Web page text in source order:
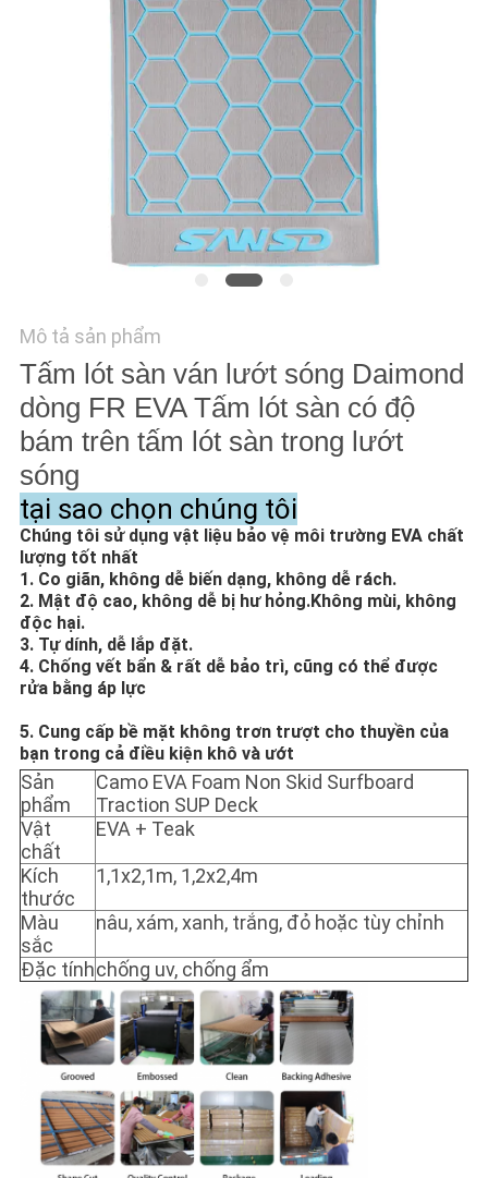
TỨC
YÊU
CẦU
BÁO
GIÁ
SƠ
ĐỒ
TRANG
WEB
PRIVACY
POLICY
Mô tả sản phẩm
Tấm lót sàn ván lướt sóng Daimond
dòng FR EVA Tấm lót sàn có độ
bám trên tấm lót sàn trong lướt
sóng
tại sao chọn chúng tôi
Chúng tôi sử dụng vật liệu bảo vệ môi trường EVA chất
lượng tốt nhất
1. Co giãn, không dễ biến dạng, không dễ rách.
2. Mật độ cao, không dễ bị hư hỏng.Không mùi, không
độc hại.
3. Tự dính, dễ lắp đặt.
4. Chống vết bẩn & rất dễ bảo trì, cũng có thể được
rửa bằng áp lực
5. Cung cấp bề mặt không trơn trượt cho thuyền của
bạn trong cả điều kiện khô và ướt
Sản
phẩm
Camo EVA Foam Non Skid Surfboard
Traction SUP Deck
Vật
chất
EVA + Teak
Kích
thước
1,1x2,1m, 1,2x2,4m
Màu
sắc
nâu, xám, xanh, trắng, đỏ hoặc tùy chỉnh
Đặc tínhchống uv, chống ẩm